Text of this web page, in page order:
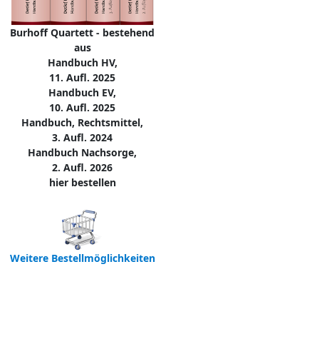
Burhoff Quartett - bestehend
aus
Handbuch HV,
11. Aufl. 2025
Handbuch EV,
10. Aufl. 2025
Handbuch, Rechtsmittel,
3. Aufl. 2024
Handbuch Nachsorge,
2. Aufl. 2026
hier bestellen
Weitere Bestellmöglichkeiten